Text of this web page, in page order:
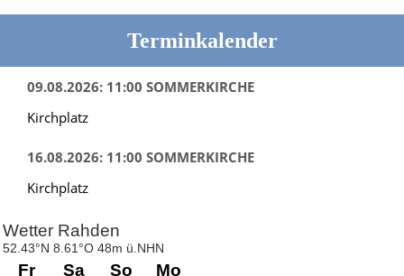
Terminkalender
09.08.2026: 11:00 SOMMERKIRCHE
Kirchplatz
16.08.2026: 11:00 SOMMERKIRCHE
Kirchplatz